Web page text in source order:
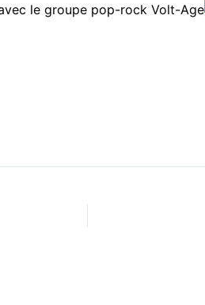
le groupe pop-rock Volt-Age